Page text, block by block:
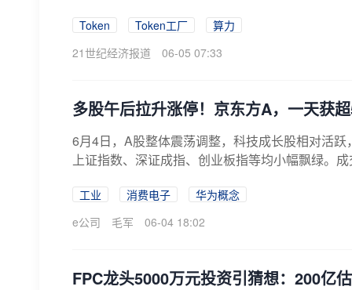
Token Token工厂
算力
21世纪经济报道
06-05 07:33
多股午后拉升涨停！京东方A，一天获
6月4日，A股整体震荡调整，科技成长股相对活
上证指数、深证成指、创业板指等均小幅飘绿。
工业 消费电子
华为概念
e公司
毛军 06-04 18:02
FPC龙头5000万元投资引猜想：200亿